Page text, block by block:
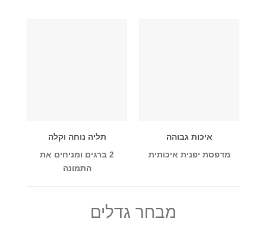
איכות גבוהה
מדפסת יפנית איכותית
תליה נוחה וקלה
2 ברגים ומניחים את
התמונה
מבחר גדלים